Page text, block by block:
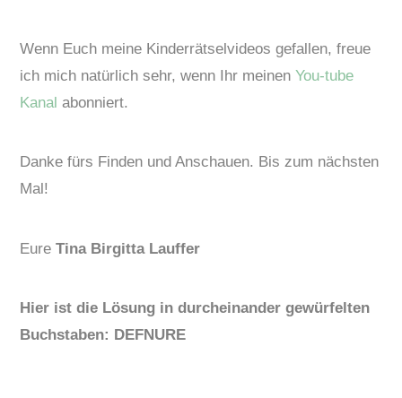
Wenn Euch meine Kinderrätselvideos gefallen, freue
ich mich natürlich sehr, wenn Ihr meinenYou-tube
Kanal abonniert.
Danke fürs Finden und Anschauen. Bis zum nächsten
Mal!
EureTina Birgitta Lauffer
Hier ist die Lösung in durcheinander gewürfelten
Buchstaben: DEFNURE